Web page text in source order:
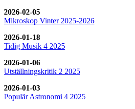
2026-02-05
Mikroskop Vinter 2025-2026
2026-01-18
Tidig Musik 4 2025
2026-01-06
Utställningskritik 2 2025
2026-01-03
Populär Astronomi 4 2025